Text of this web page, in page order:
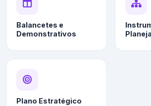
Balancetes e
Demonstrativos
Plano Estratégico